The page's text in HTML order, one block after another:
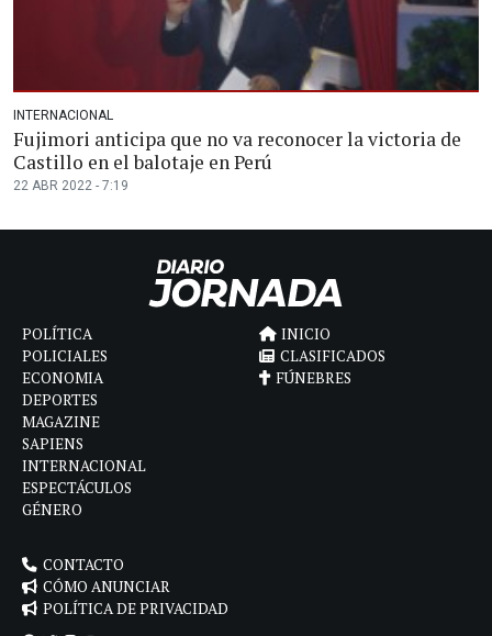
INTERNACIONAL
Fujimori anticipa que no va reconocer la victoria de
Castillo en el balotaje en Perú
22 ABR 2022 - 7:19
POLÍTICA
POLICIALES
ECONOMIA
DEPORTES
MAGAZINE
SAPIENS
INTERNACIONAL
ESPECTÁCULOS
GÉNERO
INICIO
CLASIFICADOS
FÚNEBRES
CONTACTO
CÓMO ANUNCIAR
POLÍTICA DE PRIVACIDAD